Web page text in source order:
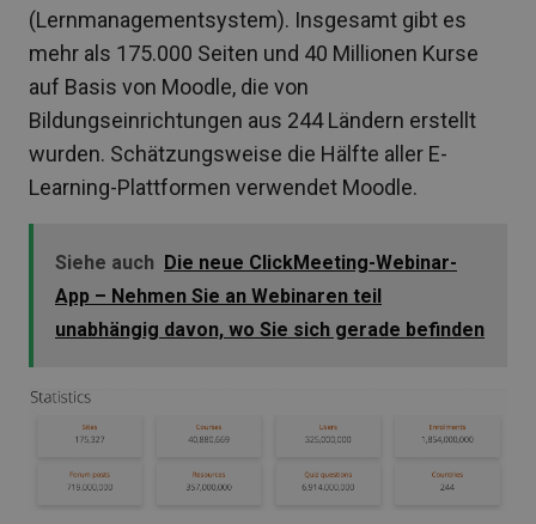
(Lernmanagementsystem). Insgesamt gibt es
mehr als 175.000 Seiten und 40 Millionen Kurse
auf Basis von Moodle, die von
Bildungseinrichtungen aus 244 Ländern erstellt
wurden. Schätzungsweise die Hälfte aller E-
Learning-Plattformen verwendet Moodle.
Siehe auch Die neue ClickMeeting-Webinar-
App – Nehmen Sie an Webinaren teil
unabhängig davon, wo Sie sich gerade befinden